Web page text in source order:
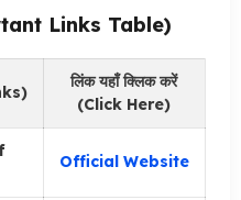
Links Table)
लिंक यहाँ क्लिक करें
(Click Here)
Official Website